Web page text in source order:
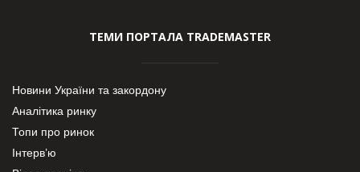
ТЕМИ ПОРТАЛА TRADEMASTER
Новини України та закордону
Аналітика ринку
Топи про ринок
Інтерв’ю